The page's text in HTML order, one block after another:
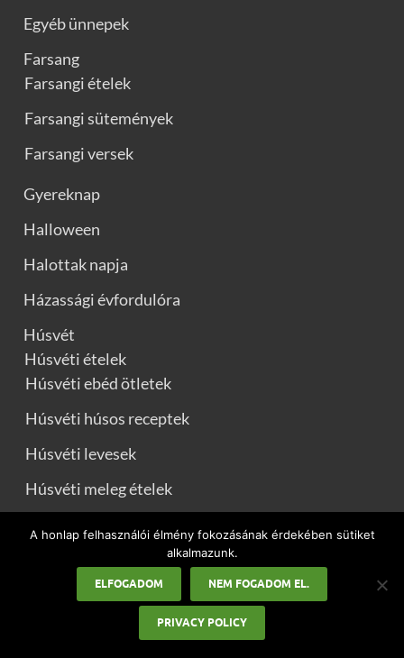
Egyéb ünnepek
Farsang
Farsangi ételek
Farsangi sütemények
Farsangi versek
Gyereknap
Halloween
Halottak napja
Házassági évfordulóra
Húsvét
Húsvéti ételek
Húsvéti ebéd ötletek
Húsvéti húsos receptek
Húsvéti levesek
Húsvéti meleg ételek
Húsvéti sütemények
Húsvéti vendégváró ételek
A honlap felhasználói élmény fokozásának érdekében sütiket
alkalmazunk.
ELFOGADOM NEM FOGADOM EL.
PRIVACY POLICY